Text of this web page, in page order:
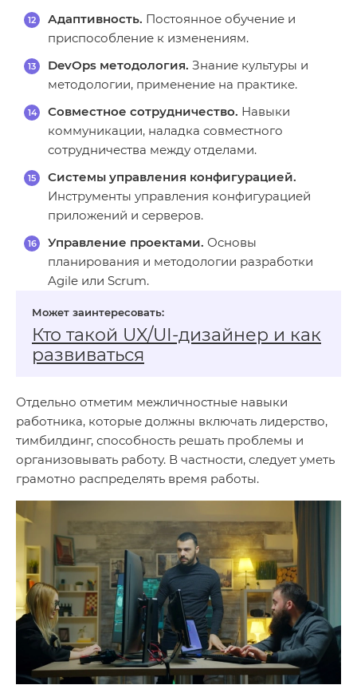
Адаптивность. Постоянное обучение и
приспособление к изменениям.
DevOps методология. Знание культуры и
методологии, применение на практике.
Совместное сотрудничество. Навыки
коммуникации, наладка совместного
сотрудничества между отделами.
Системы управления конфигурацией.
Инструменты управления конфигурацией
приложений и серверов.
Управление проектами. Основы
планирования и методологии разработки
Agile или Scrum.
Кто такой UX/UI‑дизайнер и как
развиваться
Отдельно отметим межличностные навыки
работника, которые должны включать лидерство,
тимбилдинг, способность решать проблемы и
организовывать работу. В частности, следует уметь
грамотно распределять время работы.